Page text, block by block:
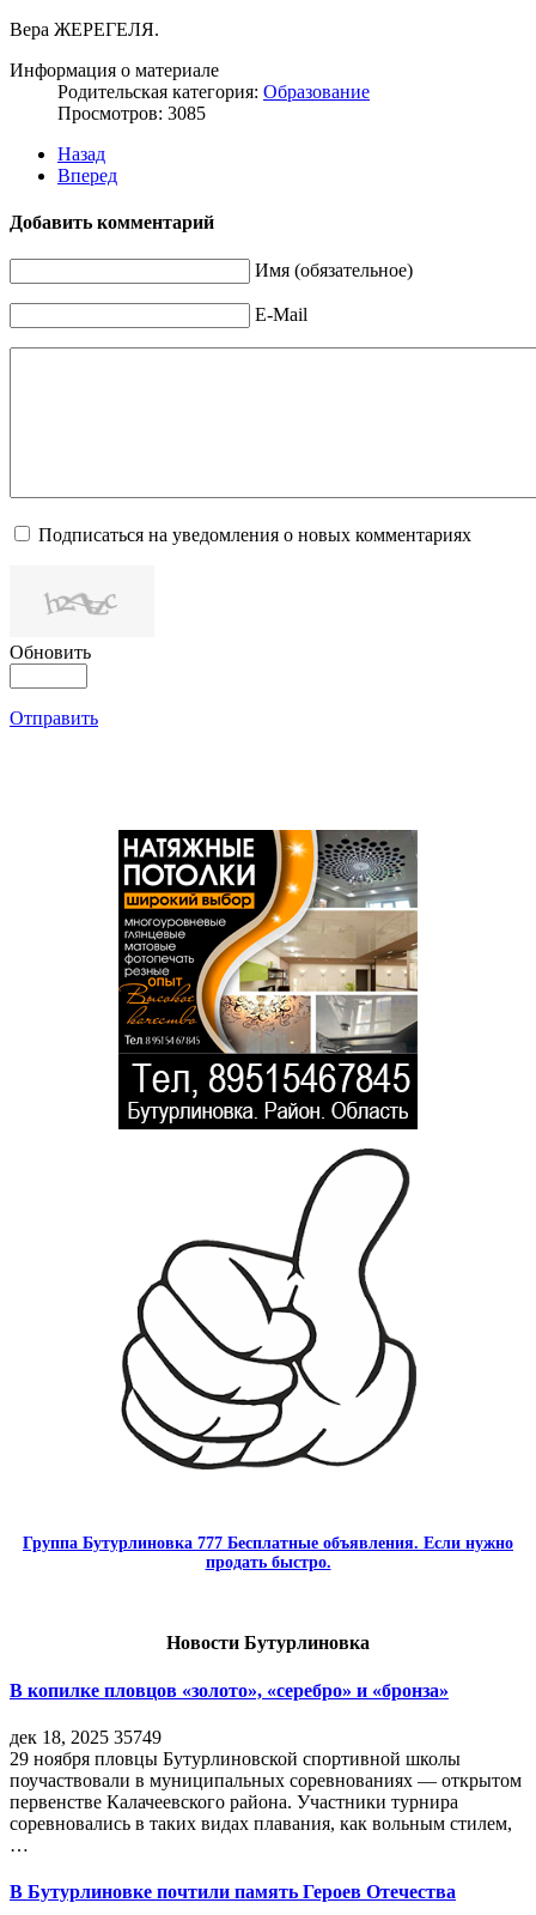
Вера ЖЕРЕГЕЛЯ.
Информация о материале
Родительская категория: Образование
Просмотров: 3085
Назад
Вперед
Добавить комментарий
Имя (обязательное)
E-Mail
Подписаться на уведомления о новых комментариях
Обновить
Отправить
Группа Бутурлиновка 777 Бесплатные объявления. Если нужно
продать быстро.
Новости Бутурлиновка
В копилке пловцов «золото», «серебро» и «бронза»
дек 18, 2025 35749
29 ноября пловцы Бутурлиновской спортивной школы
поучаствовали в муниципальных соревнованиях — открытом
первенстве Калачеевского района. Участники турнира
соревновались в таких видах плавания, как вольным стилем,
…
В Бутурлиновке почтили память Героев Отечества